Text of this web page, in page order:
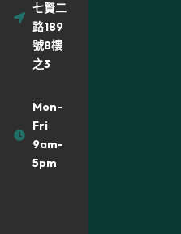
七賢二
路189
號8樓
之3
Mon-
Fri
9am-
5pm